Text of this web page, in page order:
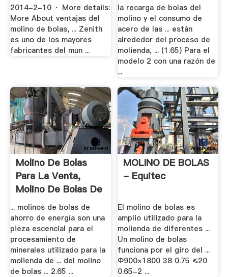
2014-2-10 · More details:
More About ventajas del
molino de bolas, ... Zenith
es uno de los mayores
fabricantes del mun ...
la recarga de bolas del
molino y el consumo de
acero de las ... están
alrededor del proceso de
molienda, ... (1.65) Para el
modelo 2 con una razón de
...
Molino De Bolas
Para La Venta,
Molino De Bolas De
.
... molinos de bolas de
ahorro de energía son una
pieza escencial para el
procesamiento de
minerales utilizado para la
molienda de ... del molino
de bolas ... 2.65 ...
MOLINO DE BOLAS
- Equitec
El molino de bolas es
amplio utilizado para la
molienda de diferentes ...
Un molino de bolas
funciona por el giro del ...
Ф900×1800 38 0.75 ≤20
0.65-2 ...